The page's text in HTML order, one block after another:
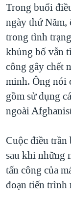
Trong buổi
ngày thứ
trong tình
khủng bố vẫn
công gây chết
minh. Ông nói
gồm sử dụng
ngoài
Cuộc điều
sau khi những
tấn công của
đoạn tiến trình